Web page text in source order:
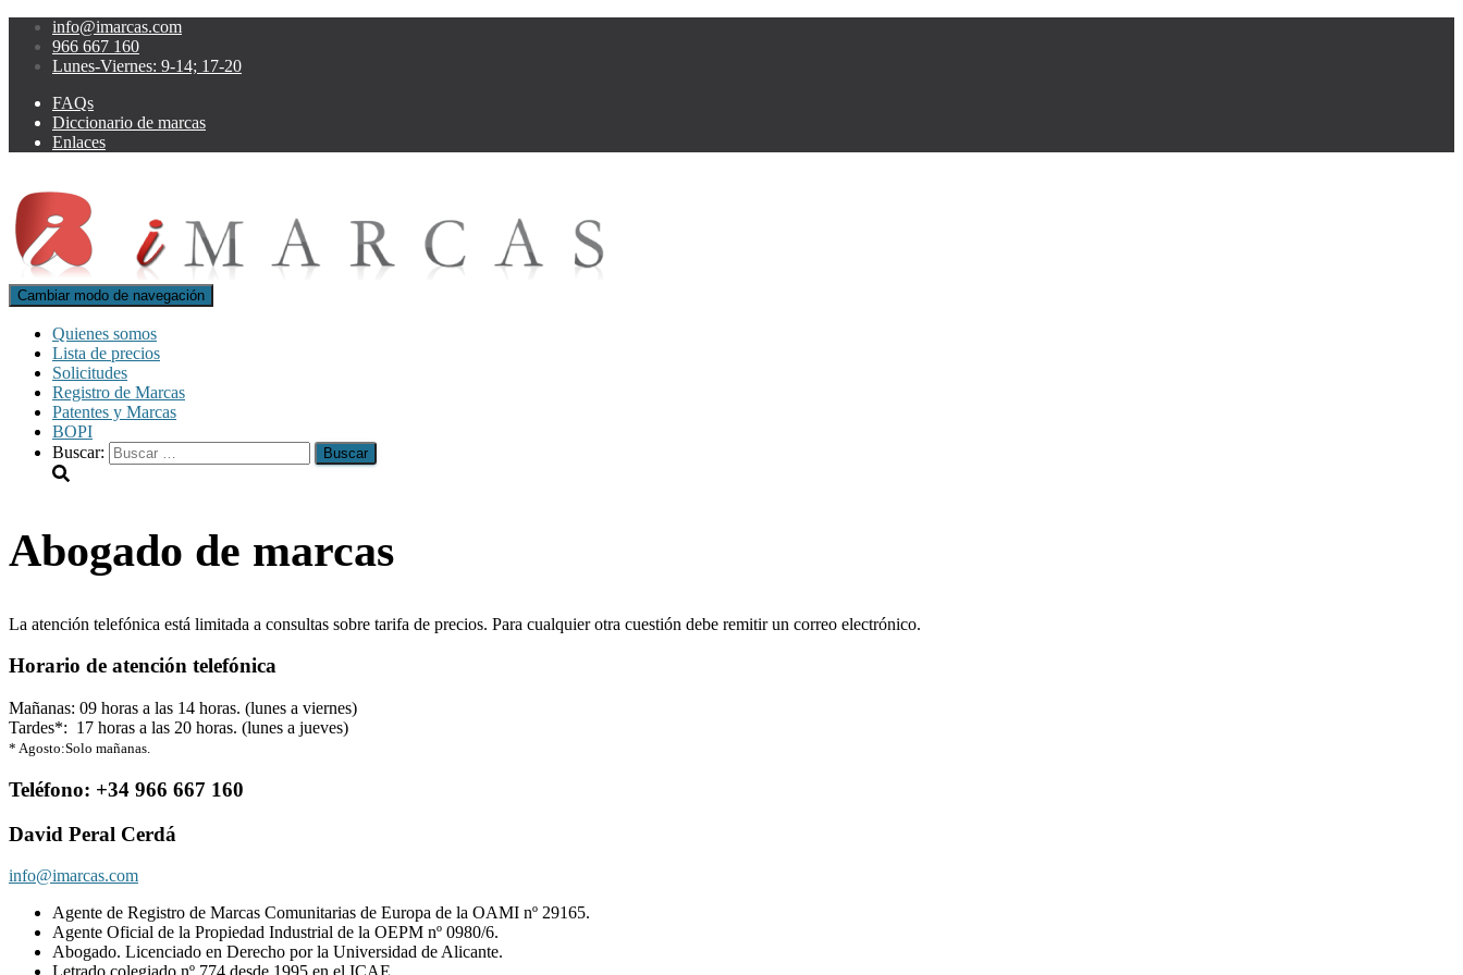
info@imarcas.com
966 667 160
Lunes-Viernes: 9-14; 17-20
FAQs
Diccionario de marcas
Enlaces
Cambiar modo de navegación
Quienes somos
Lista de precios
Solicitudes
Registro de Marcas
Patentes y Marcas
BOPI
Buscar:
Abogado de marcas
La atención telefónica está limitada a consultas sobre tarifa de precios. Para cualquier otra cuestión debe remitir un correo electrónico.
Horario de atención telefónica
Mañanas: 09 horas a las 14 horas. (lunes a viernes)
Tardes*: 17 horas a las 20 horas. (lunes a jueves)
* Agosto:Solo mañanas.
Teléfono: +34 966 667 160
David Peral Cerdá
info@imarcas.com
Agente de Registro de Marcas Comunitarias de Europa de la OAMI nº 29165.
Agente Oficial de la Propiedad Industrial de la OEPM nº 0980/6.
Abogado. Licenciado en Derecho por la Universidad de Alicante.